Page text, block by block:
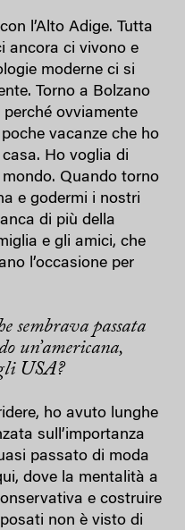
l’Alto Adige. Tutta
ancora ci vivono e
moderne ci si
Torno a Bolzano
perché ovviamente
vacanze che ho
Ho voglia di
Quando torno
e godermi i nostri
di più della
e gli amici, che
l’occasione per
sembrava passata
un’americana,
USA?
ho avuto lunghe
sull’importanza
passato di moda
dove la mentalità a
e costruire
non è visto di